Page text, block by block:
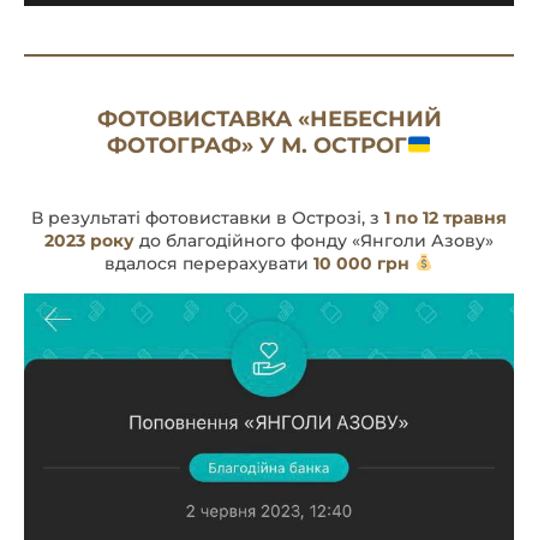
ФОТОВИСТАВКА «НЕБЕСНИЙ
ФОТОГРАФ» У М. ОСТРОГ
В результаті фотовиставки в Острозі, з 1 по 12 травня
2023 року до благодійного фонду «Янголи Азову»
вдалося перерахувати10 000 грн